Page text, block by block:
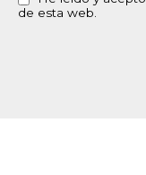
de esta web.